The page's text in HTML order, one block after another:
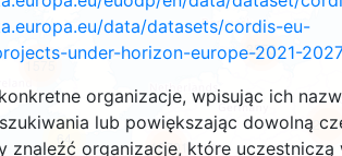
data/datasets/cordis-eu-
under-horizon-europe-2021-2027
organizacje, wpisując ich
lub powiększając dowolną
znaleźć organizacje, które uczestniczą
64
3553
1575
18701
2414